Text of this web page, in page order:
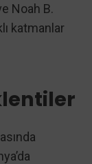
Noah B.
katmanlar